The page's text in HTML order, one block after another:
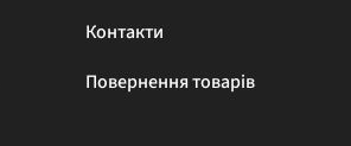
Контакти
Повернення товарів